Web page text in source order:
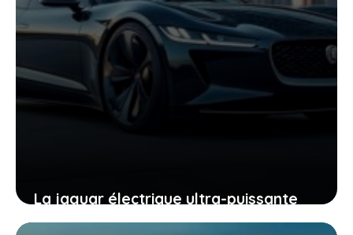
La jaguar électrique ultra-puissante
officialise son nom et vous invite à